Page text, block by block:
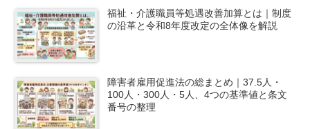
福祉・介護職員等処遇改善加算とは｜制度
の沿革と令和8年度改定の全体像を解説
障害者雇用促進法の総まとめ｜37.5人・
100人・300人・5人、4つの基準値と条文
番号の整理